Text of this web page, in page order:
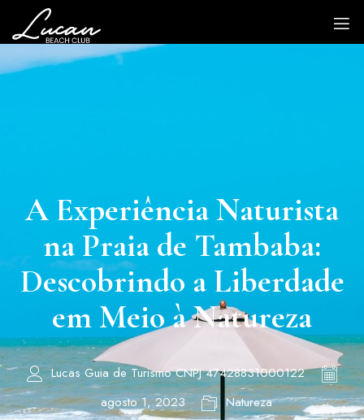
A Experiência Naturista
na Praia de Tambaba:
Descobrindo a Liberdade
em Meio à Natureza
Lucas Guia de Turismo CNPJ 47428831000122
agosto 1, 2023
Natureza